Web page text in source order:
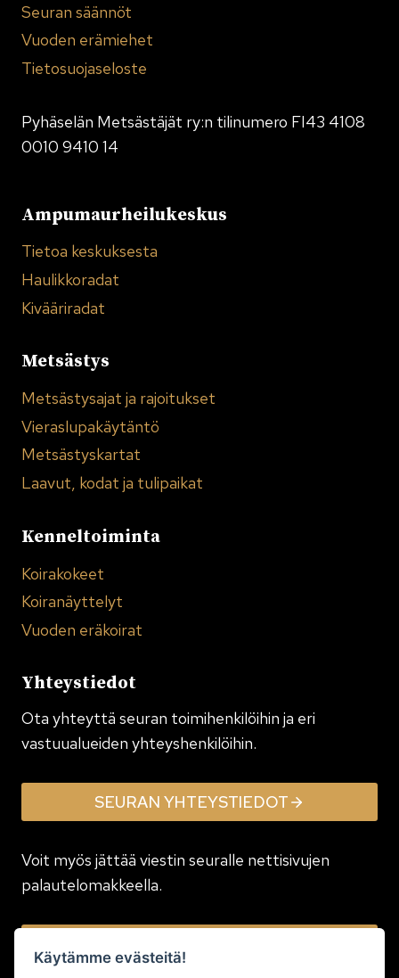
Seuran säännöt
Vuoden erämiehet
Tietosuojaseloste
Pyhäselän Metsästäjät ry:n tilinumero FI43 4108
0010 9410 14
Ampumaurheilukeskus
Tietoa keskuksesta
Haulikkoradat
Kivääriradat
Metsästys
Metsästysajat ja rajoitukset
Vieraslupakäytäntö
Metsästyskartat
Laavut, kodat ja tulipaikat
Kenneltoiminta
Koirakokeet
Koiranäyttelyt
Vuoden eräkoirat
Yhteystiedot
Ota yhteyttä seuran toimi­henkilöihin ja eri
vastuualueiden yhteyshenkilöihin.
SEURAN YHTEYSTIEDOT
Voit myös jättää viestin seuralle nettisivujen
palautelomakkeella.
Käytämme evästeitä!